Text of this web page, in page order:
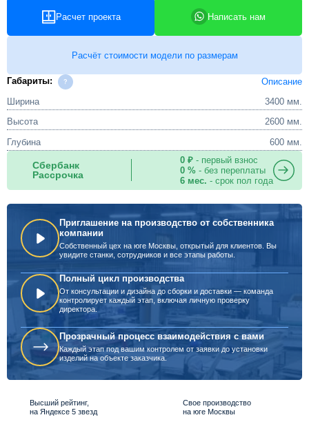
Расчет проекта Написать нам
Расчёт стоимости модели по размерам
Габариты:
Описание
Ширина
3400 мм.
Высота
2600 мм.
Глубина
600 мм.
Сбербанк
Рассрочка
0 ₽- первый взнос
0 %- без переплаты
6 мес. - срок пол года
Приглашение на производство от собственника
компании
Собственный цех на юге Москвы, открытый для клиентов. Вы
увидите станки, сотрудников и все этапы работы.
Полный цикл производства
От консультации и дизайна до сборки и доставки — команда
контролирует каждый этап, включая личную проверку
директора.
Прозрачный процесс взаимодействия с вами
Каждый этап под вашим контролем от заявки до установки
изделий на объекте заказчика.
Высший рейтинг,
на Яндексе 5 звезд
Свое производство
на юге Москвы